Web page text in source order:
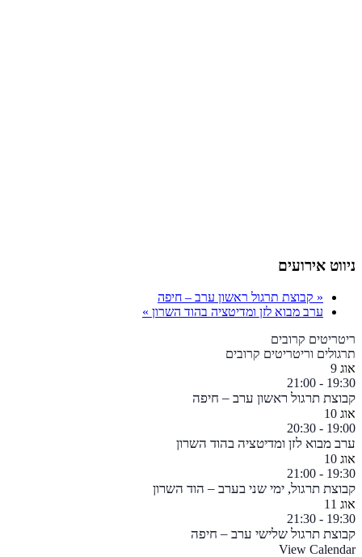
ניווט אירועים
« קבוצת תרגול ראשון ערב – חיפה
ערב מבוא לזן ומדיטציה בהוד השרון »
ריטריטים קרובים
תרגולים וריטריטים קרובים
אוג 9
19:30
-
21:00
קבוצת תרגול ראשון ערב – חיפה
אוג 10
19:00
-
20:30
ערב מבוא לזן ומדיטציה בהוד השרון
אוג 10
19:30
-
21:00
קבוצת תרגול, ימי שני בערב – הוד השרון
אוג 11
19:30
-
21:30
קבוצת תרגול שלישי ערב – חיפה
View Calendar